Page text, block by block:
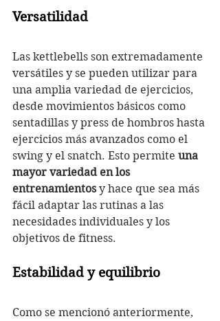
Versatilidad
Las kettlebells son extremadamente
versátiles y se pueden utilizar para
una amplia variedad de ejercicios,
desde movimientos básicos como
sentadillas y press de hombros hasta
ejercicios más avanzados como el
swing y el snatch. Esto permite una
mayor variedad en los
entrenamientos y hace que sea más
fácil adaptar las rutinas a las
necesidades individuales y los
objetivos de fitness.
Estabilidad y equilibrio
Como se mencionó anteriormente,